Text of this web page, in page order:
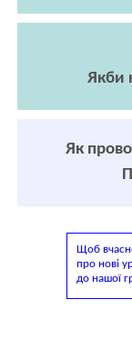
Якби
Як
Щоб
про нові
до нашої